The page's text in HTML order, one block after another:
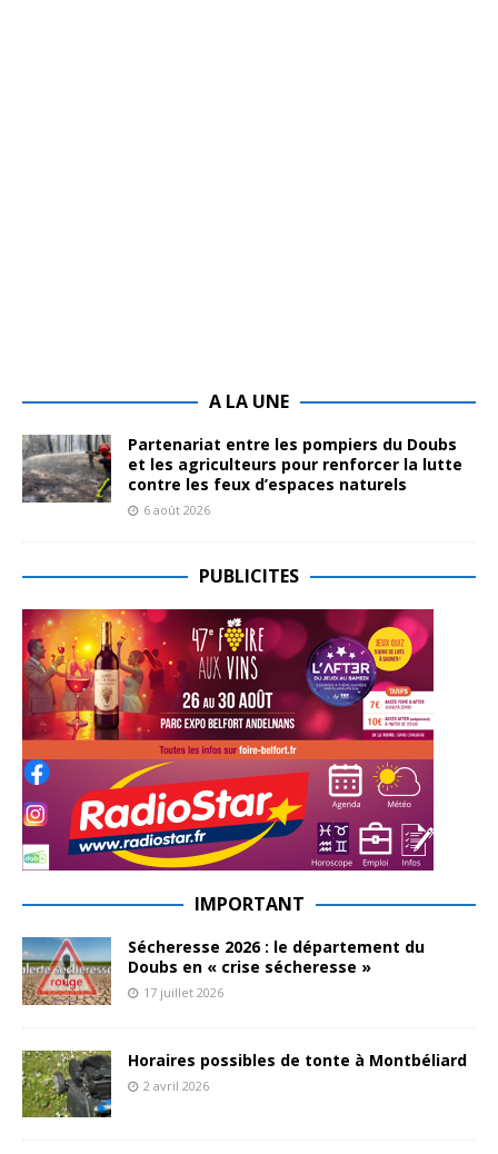
A LA UNE
Partenariat entre les pompiers du Doubs
et les agriculteurs pour renforcer la lutte
contre les feux d’espaces naturels
6 août 2026
PUBLICITES
IMPORTANT
Sécheresse 2026 : le département du
Doubs en « crise sécheresse »
17 juillet 2026
Horaires possibles de tonte à Montbéliard
2 avril 2026